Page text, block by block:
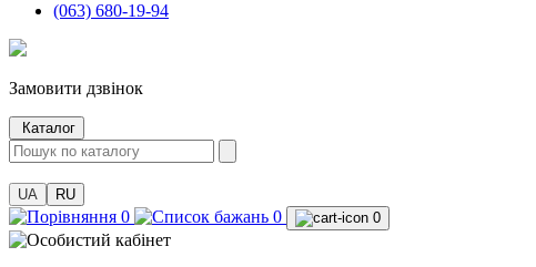
(063) 680-19-94
Замовити дзвінок
Каталог
UA RU
0 0 0